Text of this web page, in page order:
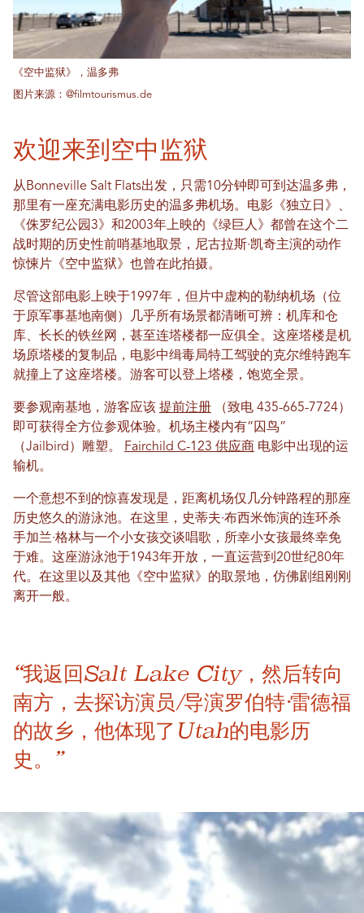
《空中监狱》，温多弗
图片来源：@filmtourismus.de
欢迎来到空中监狱
从Bonneville Salt Flats出发，只需10分钟即可到达温多弗，
那里有一座充满电影历史的温多弗机场。电影《独立日》、
《侏罗纪公园3》和2003年上映的《绿巨人》都曾在这个二
战时期的历史性前哨基地取景，尼古拉斯·凯奇主演的动作
惊悚片《空中监狱》也曾在此拍摄。
尽管这部电影上映于1997年，但片中虚构的勒纳机场（位
于原军事基地南侧）几乎所有场景都清晰可辨：机库和仓
库、长长的铁丝网，甚至连塔楼都一应俱全。这座塔楼是机
场原塔楼的复制品，电影中缉毒局特工驾驶的克尔维特跑车
就撞上了这座塔楼。游客可以登上塔楼，饱览全景。
要参观南基地，游客应该 提前注册 （致电 435-665-7724）
即可获得全方位参观体验。机场主楼内有“囚鸟”
（Jailbird）雕塑。
Fairchild C-123 供应商 电影中出现的运
输机。
一个意想不到的惊喜发现是，距离机场仅几分钟路程的那座
历史悠久的游泳池。在这里，史蒂夫·布西米饰演的连环杀
手加兰·格林与一个小女孩交谈唱歌，所幸小女孩最终幸免
于难。这座游泳池于1943年开放，一直运营到20世纪80年
代。在这里以及其他《空中监狱》的取景地，仿佛剧组刚刚
离开一般。
“我返回Salt Lake City，然后转向
南方，去探访演员/导演罗伯特·雷德福
的故乡，他体现了Utah的电影历
史。”